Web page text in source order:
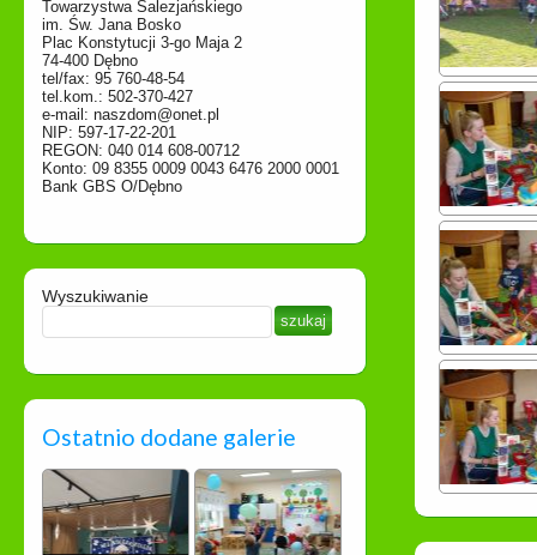
Towarzystwa Salezjańskiego
im. Św. Jana Bosko
Plac Konstytucji 3-go Maja 2
74-400 Dębno
tel/fax: 95 760-48-54
tel.kom.: 502-370-427
e-mail: naszdom@onet.pl
NIP: 597-17-22-201
REGON: 040 014 608-00712
Konto: 09 8355 0009 0043 6476 2000 0001
Bank GBS O/Dębno
Wyszukiwanie
Ostatnio dodane galerie